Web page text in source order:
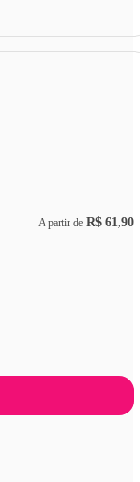
A partir de R$ 61,90